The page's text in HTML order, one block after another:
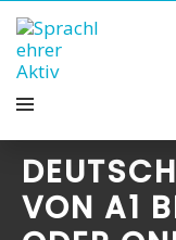
VON A1